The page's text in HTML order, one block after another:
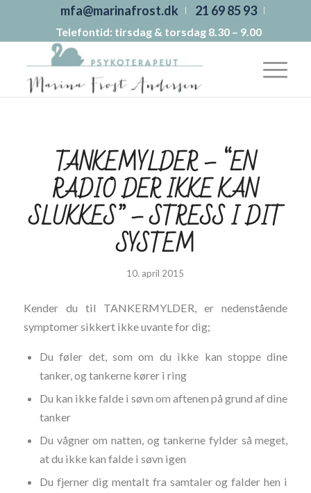
mfa@marinafrost.dk 21 69 85 93
Telefontid: tirsdag & torsdag 8.30 – 9.00
TANKEMYLDER – “EN
RADIO DER IKKE KAN
SLUKKES” – STRESS I DIT
SYSTEM
10. april 2015
Kender du til TANKERMYLDER, er nedenstående
symptomer sikkert ikke uvante for dig;
Du føler det, som om du ikke kan stoppe dine
tanker, og tankerne kører i ring
Du kan ikke falde i søvn om aftenen på grund af dine
tanker
Du vågner om natten, og tankerne fylder så meget,
at du ikke kan falde i søvn igen
Du fjerner dig mentalt fra samtaler og falder hen i